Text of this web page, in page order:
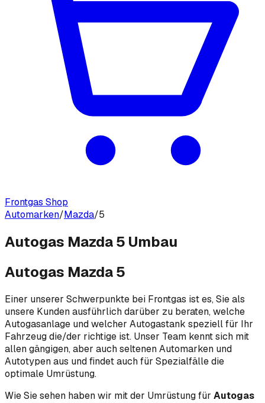
Frontgas Shop
Automarken/Mazda/5
Autogas Mazda 5 Umbau
Autogas Mazda 5
Einer unserer Schwerpunkte bei Frontgas ist es, Sie als
unsere Kunden ausführlich darüber zu beraten, welche
Autogasanlage und welcher Autogastank speziell für Ihr
Fahrzeug die/der richtige ist. Unser Team kennt sich mit
allen gängigen, aber auch seltenen Automarken und
Autotypen aus und findet auch für Spezialfälle die
optimale Umrüstung.
Wie Sie sehen haben wir mit der Umrüstung für Autogas